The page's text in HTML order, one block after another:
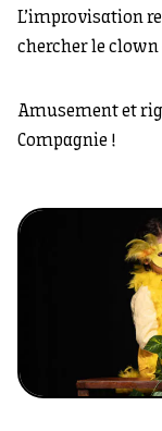
L’improvisation
chercher le
Amusement et
Compagnie !